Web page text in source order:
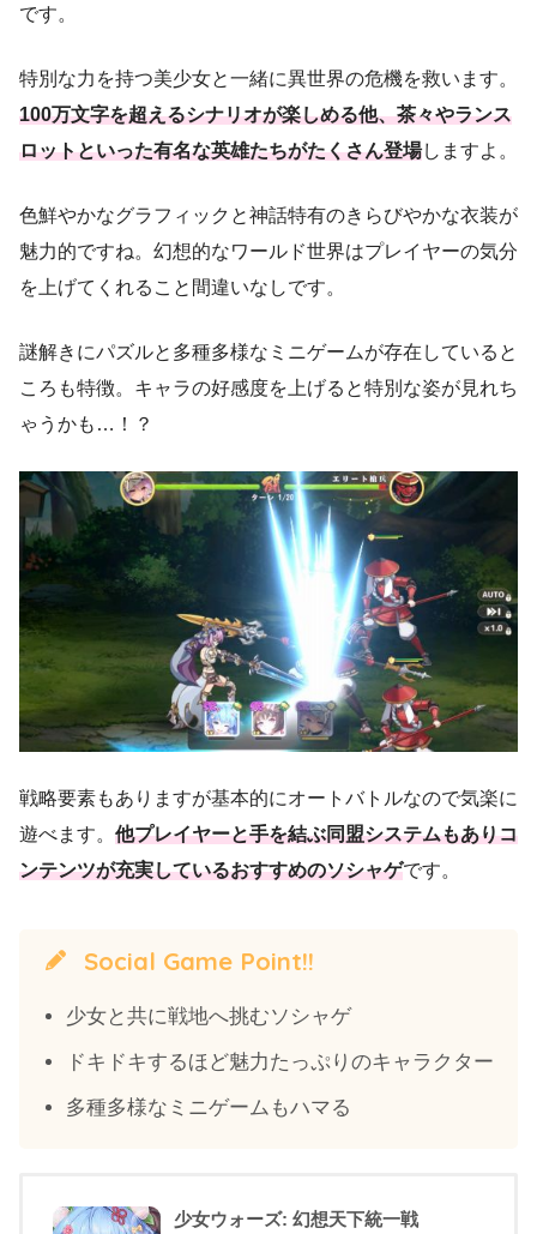
です。
特別な力を持つ美少女と一緒に異世界の危機を救います。
100万文字を超えるシナリオが楽しめる他、茶々やランス
ロットといった有名な英雄たちがたくさん登場しますよ。
色鮮やかなグラフィックと神話特有のきらびやかな衣装が
魅力的ですね。幻想的なワールド世界はプレイヤーの気分
を上げてくれること間違いなしです。
謎解きにパズルと多種多様なミニゲームが存在していると
ころも特徴。キャラの好感度を上げると特別な姿が見れち
ゃうかも…！？
戦略要素もありますが基本的にオートバトルなので気楽に
遊べます。 他プレイヤーと手を結ぶ同盟システムもありコ
ンテンツが充実しているおすすめのソシャゲです。
Social Game Point!!
少女と共に戦地へ挑むソシャゲ
ドキドキするほど魅力たっぷりのキャラクター
多種多様なミニゲームもハマる
少女ウォーズ: 幻想天下統一戦